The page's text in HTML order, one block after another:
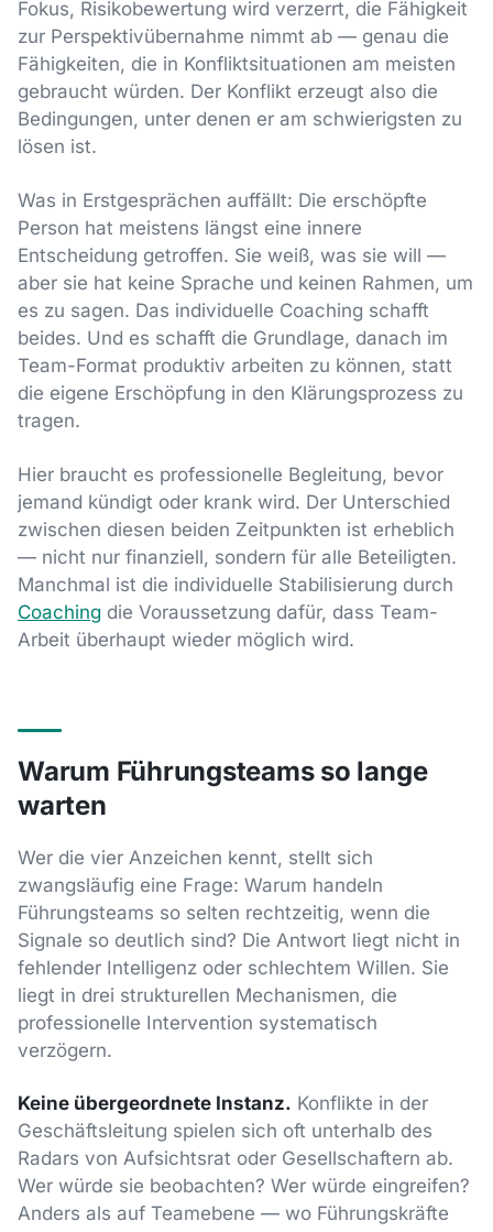
Fokus, Risikobewertung wird verzerrt, die Fähigkeit
zur Perspektivübernahme nimmt ab — genau die
Fähigkeiten, die in Konfliktsituationen am meisten
gebraucht würden. Der Konflikt erzeugt also die
Bedingungen, unter denen er am schwierigsten zu
lösen ist.
Was in Erstgesprächen auffällt: Die erschöpfte
Person hat meistens längst eine innere
Entscheidung getroffen. Sie weiß, was sie will —
aber sie hat keine Sprache und keinen Rahmen, um
es zu sagen. Das individuelle Coaching schafft
beides. Und es schafft die Grundlage, danach im
Team-Format produktiv arbeiten zu können, statt
die eigene Erschöpfung in den Klärungsprozess zu
tragen.
Hier braucht es professionelle Begleitung, bevor
jemand kündigt oder krank wird. Der Unterschied
zwischen diesen beiden Zeitpunkten ist erheblich
— nicht nur finanziell, sondern für alle Beteiligten.
Manchmal ist die individuelle Stabilisierung durch
Coaching die Voraussetzung dafür, dass Team-
Arbeit überhaupt wieder möglich wird.
Warum Führungsteams so lange
warten
Wer die vier Anzeichen kennt, stellt sich
zwangsläufig eine Frage: Warum handeln
Führungsteams so selten rechtzeitig, wenn die
Signale so deutlich sind? Die Antwort liegt nicht in
fehlender Intelligenz oder schlechtem Willen. Sie
liegt in drei strukturellen Mechanismen, die
professionelle Intervention systematisch
verzögern.
Keine übergeordnete Instanz. Konflikte in der
Geschäftsleitung spielen sich oft unterhalb des
Radars von Aufsichtsrat oder Gesellschaftern ab.
Wer würde sie beobachten? Wer würde eingreifen?
Anders als auf Teamebene — wo Führungskräfte